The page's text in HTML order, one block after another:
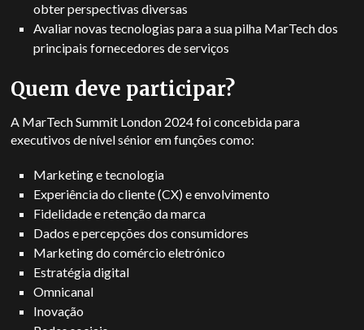
obter perspectivas diversas
Avaliar novas tecnologias para a sua pilha MarTech dos
principais fornecedores de serviços
Quem deve participar?
A MarTech Summit London 2024 foi concebida para
executivos de nível sénior em funções como:
Marketing e tecnologia
Experiência do cliente (CX) e envolvimento
Fidelidade e retenção da marca
Dados e percepções dos consumidores
Marketing do comércio eletrónico
Estratégia digital
Omnicanal
Inovação